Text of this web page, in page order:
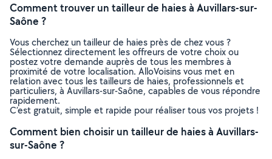
Comment trouver un tailleur de haies à Auvillars-sur-
Saône ?
Vous cherchez un tailleur de haies près de chez vous ?
Sélectionnez directement les offreurs de votre choix ou
postez votre demande auprès de tous les membres à
proximité de votre localisation. AlloVoisins vous met en
relation avec tous les tailleurs de haies, professionnels et
particuliers, à Auvillars-sur-Saône, capables de vous répondre
rapidement.
C’est gratuit, simple et rapide pour réaliser tous vos projets !
Comment bien choisir un tailleur de haies à Auvillars-
sur-Saône ?